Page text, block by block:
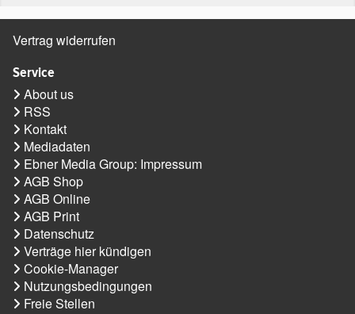
Vertrag widerrufen
Service
About us
RSS
Kontakt
Mediadaten
Ebner Media Group: Impressum
AGB Shop
AGB Online
AGB Print
Datenschutz
Verträge hier kündigen
Cookie-Manager
Nutzungsbedingungen
Freie Stellen